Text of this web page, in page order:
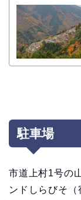
駐車場
市道上村1号の
ンドしらびそ